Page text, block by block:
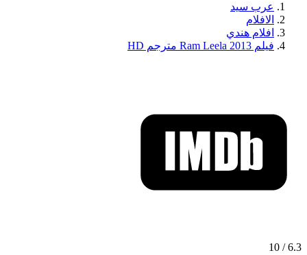
عرب سيد
الافلام
افلام هندي
فيلم Ram Leela 2013 مترجم HD
6.3 / 10